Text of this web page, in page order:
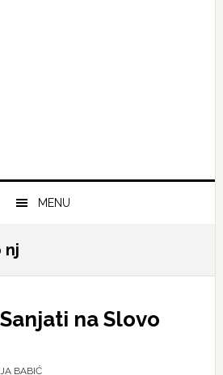
MENU
nj
na Slovo
BABIĆ